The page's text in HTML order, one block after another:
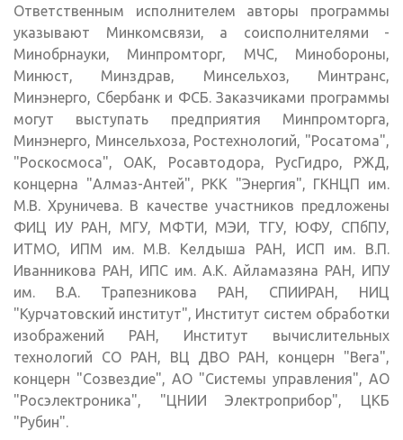
Ответственным исполнителем авторы программы
указывают Минкомсвязи, а соисполнителями -
Минобрнауки, Минпромторг, МЧС, Минобороны,
Минюст, Минздрав, Минсельхоз, Минтранс,
Минэнерго, Сбербанк и ФСБ. Заказчиками программы
могут выступать предприятия Минпромторга,
Минэнерго, Минсельхоза, Ростехнологий, "Росатома",
"Роскосмоса", ОАК, Росавтодора, РусГидро, РЖД,
концерна "Алмаз-Антей", РКК "Энергия", ГКНЦП им.
М.В. Хруничева. В качестве участников предложены
ФИЦ ИУ РАН, МГУ, МФТИ, МЭИ, ТГУ, ЮФУ, СПбПУ,
ИТМО, ИПМ им. М.В. Келдыша РАН, ИСП им. В.П.
Иванникова РАН, ИПС им. А.К. Айламазяна РАН, ИПУ
им. В.А. Трапезникова РАН, СПИИРАН, НИЦ
"Курчатовский институт", Институт систем обработки
изображений РАН, Институт вычислительных
технологий СО РАН, ВЦ ДВО РАН, концерн "Вега",
концерн "Созвездие", АО "Системы управления", АО
"Росэлектроника", "ЦНИИ Электроприбор", ЦКБ
"Рубин".